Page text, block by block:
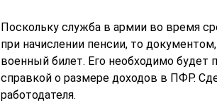
Поскольку служба в армии во время
при начислении пенсии, то
военный билет. Его необходимо будет
справкой о размере доходов в ПФР.
работодателя.